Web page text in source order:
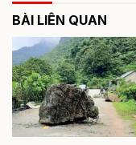
BÀI LIÊN QUAN